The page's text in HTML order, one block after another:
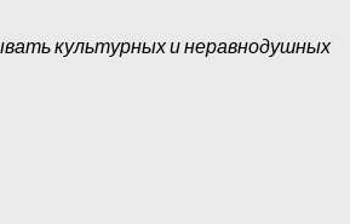
культурных и неравнодушных